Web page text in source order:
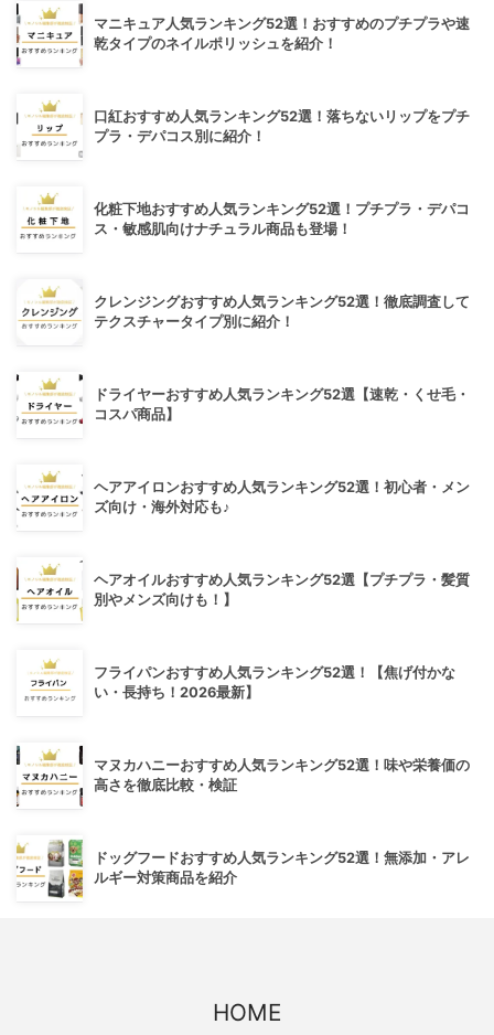
マニキュア人気ランキング52選！おすすめのプチプラや速
乾タイプのネイルポリッシュを紹介！
口紅おすすめ人気ランキング52選！落ちないリップをプチ
プラ・デパコス別に紹介！
化粧下地おすすめ人気ランキング52選！プチプラ・デパコ
ス・敏感肌向けナチュラル商品も登場！
クレンジングおすすめ人気ランキング52選！徹底調査して
テクスチャータイプ別に紹介！
ドライヤーおすすめ人気ランキング52選【速乾・くせ毛・
コスパ商品】
ヘアアイロンおすすめ人気ランキング52選！初心者・メン
ズ向け・海外対応も♪
ヘアオイルおすすめ人気ランキング52選【プチプラ・髪質
別やメンズ向けも！】
フライパンおすすめ人気ランキング52選！【焦げ付かな
い・長持ち！2026最新】
マヌカハニーおすすめ人気ランキング52選！味や栄養価の
高さを徹底比較・検証
ドッグフードおすすめ人気ランキング52選！無添加・アレ
ルギー対策商品を紹介
HOME